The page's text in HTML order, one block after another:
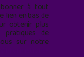
à tout
lien en bas de
obtenir plus
pratiques de
sur notre